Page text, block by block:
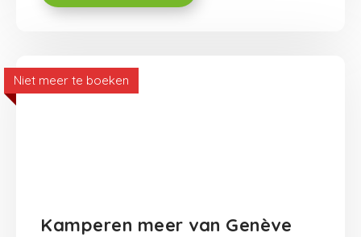
Kamperen meer van Genève
Niet meer te boeken